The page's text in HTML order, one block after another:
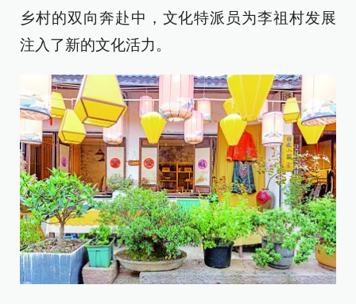
乡村的双向奔赴中，文化特派员为李祖村发展
注入了新的文化活力。